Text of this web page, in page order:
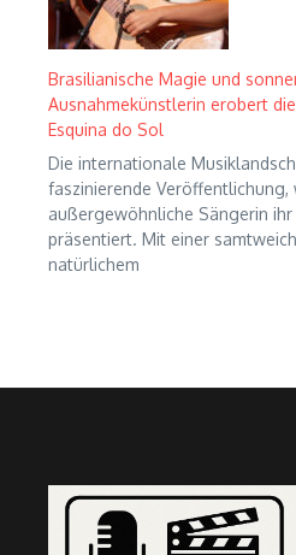
Brasilianische Magie und
Ausnahmekünstlerin erobert
Esquina do Sol
Die internationale
faszinierende Veröffentlichung,
außergewöhnliche Sängerin
präsentiert. Mit einer
natürlichem